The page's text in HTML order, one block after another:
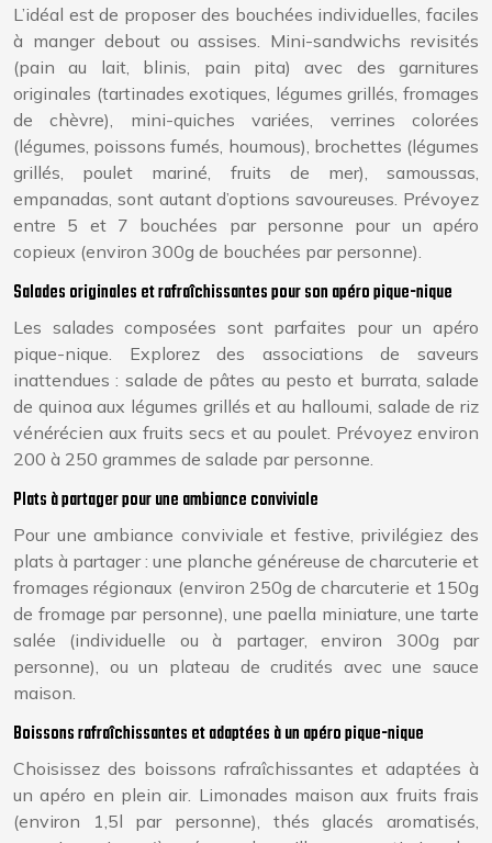
L’idéal est de proposer des bouchées individuelles, faciles
à manger debout ou assises. Mini-sandwichs revisités
(pain au lait, blinis, pain pita) avec des garnitures
originales (tartinades exotiques, légumes grillés, fromages
de chèvre), mini-quiches variées, verrines colorées
(légumes, poissons fumés, houmous), brochettes (légumes
grillés, poulet mariné, fruits de mer), samoussas,
empanadas, sont autant d’options savoureuses. Prévoyez
entre 5 et 7 bouchées par personne pour un apéro
copieux (environ 300g de bouchées par personne).
Salades originales et rafraîchissantes pour son apéro pique-nique
Les salades composées sont parfaites pour un apéro
pique-nique. Explorez des associations de saveurs
inattendues : salade de pâtes au pesto et burrata, salade
de quinoa aux légumes grillés et au halloumi, salade de riz
vénérécien aux fruits secs et au poulet. Prévoyez environ
200 à 250 grammes de salade par personne.
Plats à partager pour une ambiance conviviale
Pour une ambiance conviviale et festive, privilégiez des
plats à partager : une planche généreuse de charcuterie et
fromages régionaux (environ 250g de charcuterie et 150g
de fromage par personne), une paella miniature, une tarte
salée (individuelle ou à partager, environ 300g par
personne), ou un plateau de crudités avec une sauce
maison.
Boissons rafraîchissantes et adaptées à un apéro pique-nique
Choisissez des boissons rafraîchissantes et adaptées à
un apéro en plein air. Limonades maison aux fruits frais
(environ 1,5l par personne), thés glacés aromatisés,